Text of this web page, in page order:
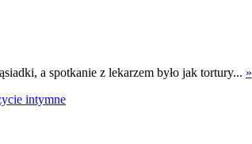
a spotkanie z lekarzem było jak tortury... »
intymne